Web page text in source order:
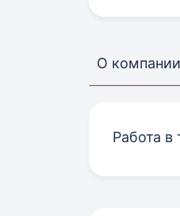
О компании
Работа в